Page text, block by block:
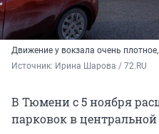
Движение у вокзала очень
Источник: Ирина Шарова / 72.RU
В Тюмени с 5 ноября
парковок в центральной